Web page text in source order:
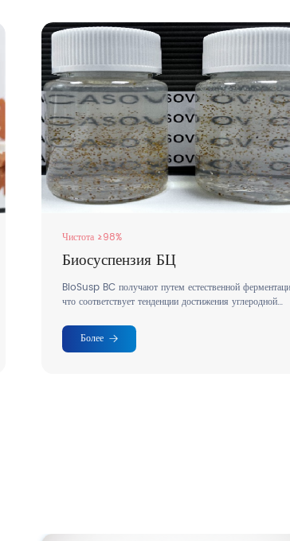
Чистота ≥98%
Биосуспензия БЦ
BioSusp BC получают путем естественной ферментации,
что соответствует тенденции достижения углеродной
Более